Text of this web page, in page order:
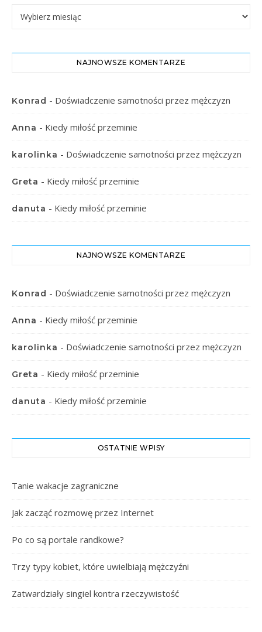
NAJNOWSZE KOMENTARZE
Konrad - Doświadczenie samotności przez mężczyzn
Anna - Kiedy miłość przeminie
karolinka - Doświadczenie samotności przez mężczyzn
Greta - Kiedy miłość przeminie
danuta - Kiedy miłość przeminie
NAJNOWSZE KOMENTARZE
Konrad - Doświadczenie samotności przez mężczyzn
Anna - Kiedy miłość przeminie
karolinka - Doświadczenie samotności przez mężczyzn
Greta - Kiedy miłość przeminie
danuta - Kiedy miłość przeminie
OSTATNIE WPISY
Tanie wakacje zagraniczne
Jak zacząć rozmowę przez Internet
Po co są portale randkowe?
Trzy typy kobiet, które uwielbiają mężczyźni
Zatwardziały singiel kontra rzeczywistość